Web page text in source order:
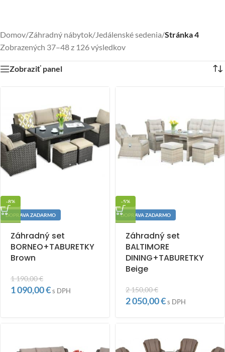
Domov/Záhradný nábytok/Jedálenské sedenia/Stránka 4
Zobrazených 37–48 z 126 výsledkov
Zobraziť panel
-8%
DOPRAVA ZADARMO
Záhradný set
BORNEO+TABURETKY
Brown
1 190,00€
1 090,00€s DPH
-5%
DOPRAVA ZADARMO
Záhradný set
BALTIMORE
DINING+TABURETKY
Beige
2 150,00€
2 050,00€s DPH